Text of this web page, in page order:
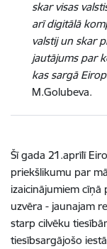
skar visas
arī digitālā
valstij un skar
jautājums par
kas sargā
M.Golubeva.
Šī gada 21.aprīlī
priekšlikumu par
izaicinājumiem
uzvēra - jaunajam
starp cilvēku
tiesībsargājošo